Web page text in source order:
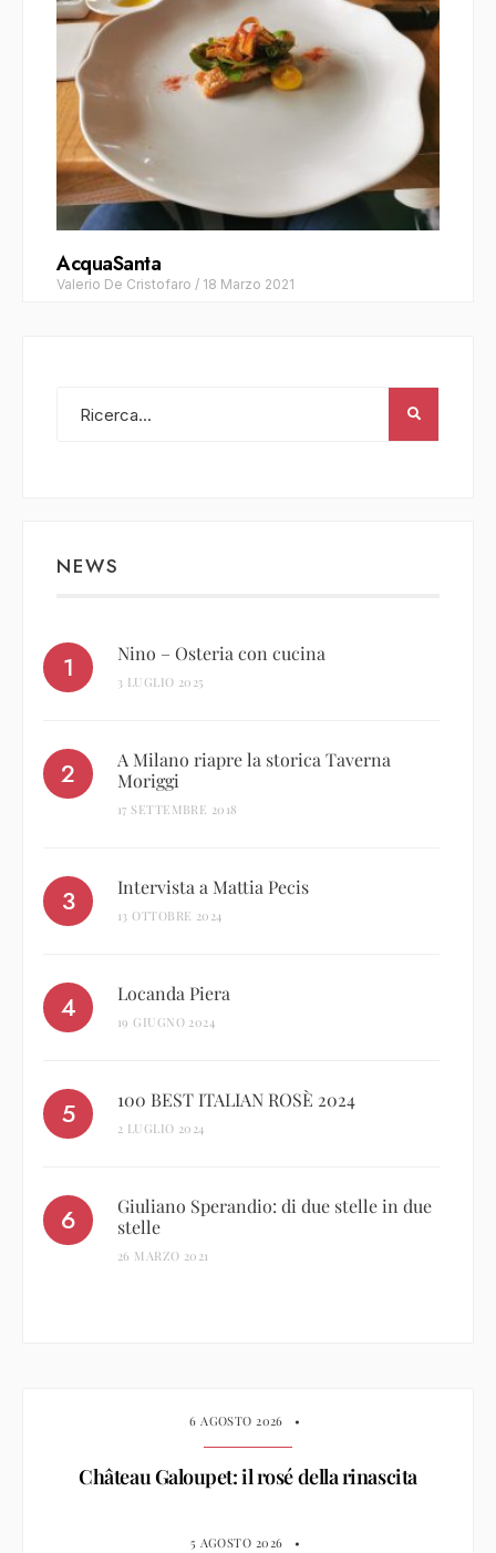
AcquaSanta
Valerio De Cristofaro / 18 Marzo 2021
NEWS
Nino – Osteria con cucina
3 LUGLIO 2025
A Milano riapre la storica Taverna
Moriggi
17 SETTEMBRE 2018
Intervista a Mattia Pecis
13 OTTOBRE 2024
Locanda Piera
19 GIUGNO 2024
100 BEST ITALIAN ROSÈ 2024
2 LUGLIO 2024
Giuliano Sperandio: di due stelle in due
stelle
26 MARZO 2021
6 AGOSTO 2026 •
Château Galoupet: il rosé della rinascita
5 AGOSTO 2026 •